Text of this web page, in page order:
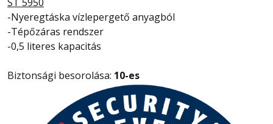
-Nyeregtáska vízlepergető anyagból
-Tépőzáras rendszer
-0,5 literes kapacitás
Biztonsági besorolása: 10-es